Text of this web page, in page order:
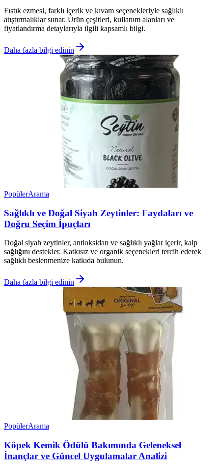
Fıstık ezmesi, farklı içerik ve kıvam seçenekleriyle sağlıklı
atıştırmalıklar sunar. Ürün çeşitleri, kullanım alanları ve
fiyatlandırma detaylarıyla ilgili kapsamlı bilgi.
Daha fazla bilgi edinin
PopülerArama
Sağlıklı ve Doğal Siyah Zeytinler: Faydaları ve
Doğru Seçim İpuçları
Doğal siyah zeytinler, antioksidan ve sağlıklı yağlar içerir, kalp
sağlığını destekler. Katkısız ve organik seçenekleri tercih ederek
sağlıklı beslenmenize katkıda bulunun.
Daha fazla bilgi edinin
PopülerArama
Köpek Kemik Ödülü Bakımında Geleneksel
İnançlar ve Güncel Uygulamalar Analizi